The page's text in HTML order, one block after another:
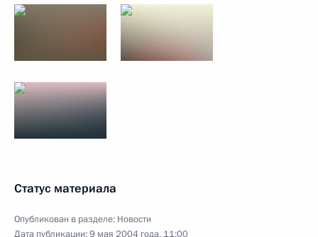
Статус материала
Опубликован в разделе: Новости
Дата публикации:9 мая 2004 года, 11:00